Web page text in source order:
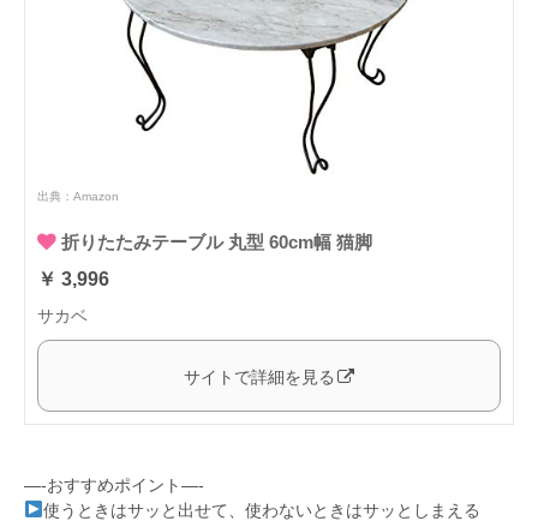
出典： Amazon
折りたたみテーブル 丸型 60cm幅 猫脚
￥ 3,996
サカベ
サイトで詳細を見る
—-おすすめポイント—-
使うときはサッと出せて、使わないときはサッとしまえる